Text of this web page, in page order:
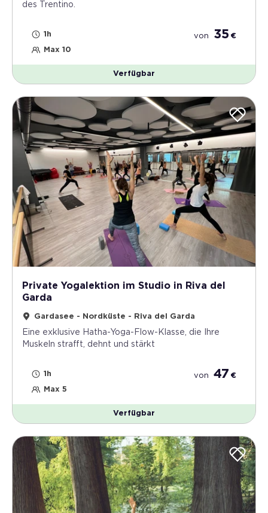
des Trentino.
1h
Max 10
von 35 €
Verfügbar
Private Yogalektion im Studio in Riva del
Garda
Gardasee - Nordküste - Riva del Garda
Eine exklusive Hatha-Yoga-Flow-Klasse, die Ihre
Muskeln strafft, dehnt und stärkt
1h
Max 5
von 47 €
Verfügbar